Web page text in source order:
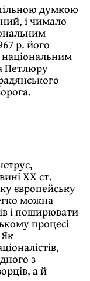
думкою
і чимало
р. його
національним
Петлюру
XX ст.
європейську
можна
і поширювати
процесі
з
а й